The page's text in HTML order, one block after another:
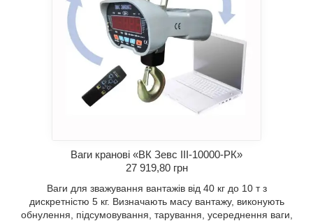
Ваги кранові «ВК Зевс III-10000-РК»
27 919,80 грн
Ваги для зважування вантажів від 40 кг до 10 т з
дискретністю 5 кг. Визначають масу вантажу, виконують
обнулення, підсумовування, тарування, усереднення ваги,